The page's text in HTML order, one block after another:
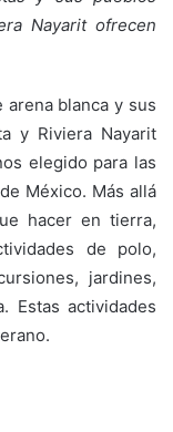
Nayarit ofrecen
blanca y sus
y Riviera Nayarit
elegido para las
México. Más allá
hacer en tierra,
de polo,
jardines,
Estas actividades